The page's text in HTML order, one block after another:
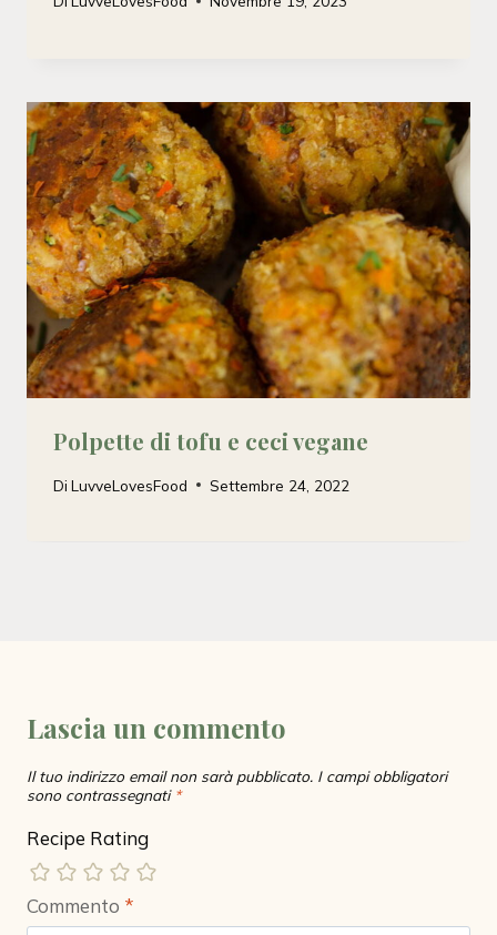
Polpette di tofu e ceci vegane
Di LuvveLovesFood Settembre 24, 2022
Lascia un commento
Il tuo indirizzo email non sarà pubblicato. I campi obbligatori
sono contrassegnati *
Recipe Rating
Commento *